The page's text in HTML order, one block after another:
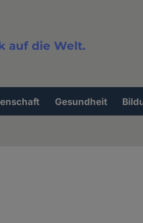
auf die Welt.
Gesundheit